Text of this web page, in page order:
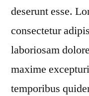
deserunt esse.
consectetur
laboriosam
maxime
temporibus